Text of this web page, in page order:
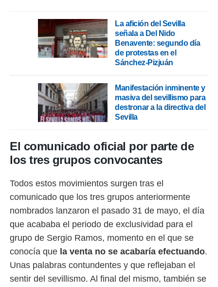
de
o a través
de
de
uso de
con el
e
publicidad
La afición del Sevilla
señala a Del Nido
Benavente: segundo día
de protestas en el
Sánchez-Pizjuán
Manifestación inminente y
masiva del sevillismo para
destronar a la directiva del
Sevilla
El comunicado oficial por parte de
los tres grupos convocantes
Todos estos movimientos surgen tras el
comunicado que los tres grupos anteriormente
nombrados lanzaron el pasado 31 de mayo, el día
que acababa el periodo de exclusividad para el
grupo de Sergio Ramos, momento en el que se
conocía que la venta no se acabaría efectuando.
Unas palabras contundentes y que reflejaban el
sentir del sevillismo. Al final del mismo, también se